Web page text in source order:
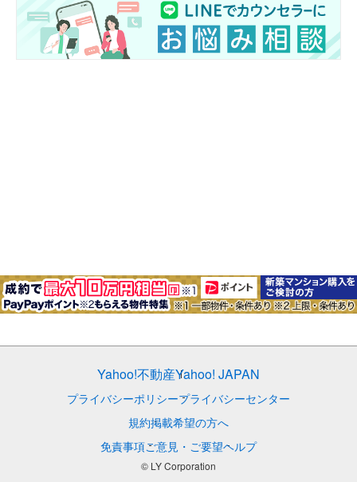
Yahoo!不動産Yahoo! JAPAN
プライバシーポリシープライバシーセンター
規約掲載希望の方へ
免責事項ご意見・ご要望ヘルプ
© LY Corporation